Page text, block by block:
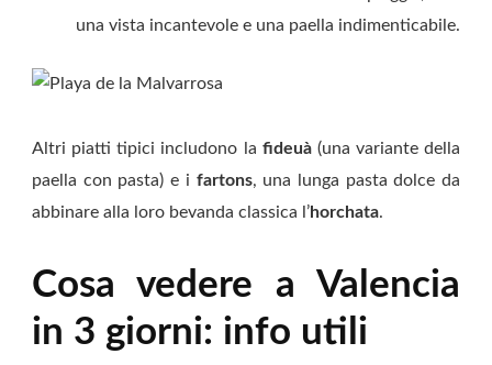
una vista incantevole e una paella indimenticabile.
Altri piatti tipici includono la fideuà(una variante della
paella con pasta) e i fartons, una lunga pasta dolce da
abbinare alla loro bevanda classica l’horchata.
Cosa vedere a Valencia
in 3 giorni: info utili